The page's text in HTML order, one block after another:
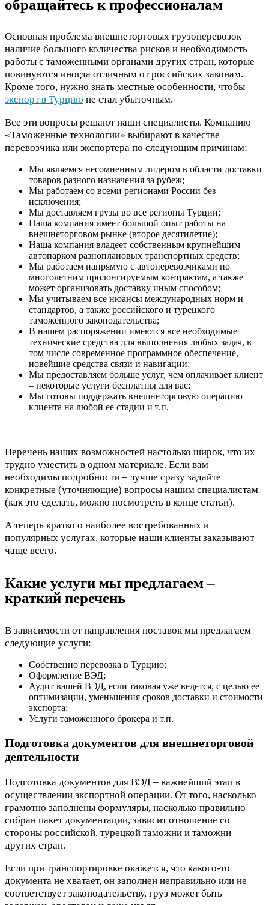
обращайтесь к профессионалам
Основная проблема внешнеторговых грузоперевозок —
наличие большого количества рисков и необходимость
работы с таможенными органами других стран, которые
повинуются иногда отличным от российских законам.
Кроме того, нужно знать местные особенности, чтобы
экспорт в Турцию не стал убыточным.
Все эти вопросы решают наши специалисты. Компанию
«Таможенные технологии» выбирают в качестве
перевозчика или экспортера по следующим причинам:
Мы являемся несомненным лидером в области доставки
товаров разного назначения за рубеж;
Мы работаем со всеми регионами России без
исключения;
Мы доставляем грузы во все регионы Турции;
Наша компания имеет большой опыт работы на
внешнеторговом рынке (второе десятилетие);
Наша компания владеет собственным крупнейшим
автопарком разноплановых транспортных средств;
Мы работаем напрямую с автоперевозчиками по
многолетним пролонгируемым контрактам, а также
может организовать доставку иным способом;
Мы учитываем все нюансы международных норм и
стандартов, а также российского и турецкого
таможенного законодательства;
В нашем распоряжении имеются все необходимые
технические средства для выполнения любых задач, в
том числе современное программное обеспечение,
новейшие средства связи и навигации;
Мы предоставляем больше услуг, чем оплачивает клиент
– некоторые услуги бесплатны для вас;
Мы готовы поддержать внешнеторговую операцию
клиента на любой ее стадии и т.п.
Перечень наших возможностей настолько широк, что их
трудно уместить в одном материале. Если вам
необходимы подробности – лучше сразу задайте
конкретные (уточняющие) вопросы нашим специалистам
(как это сделать, можно посмотреть в конце статьи).
А теперь кратко о наиболее востребованных и
популярных услугах, которые наши клиенты заказывают
чаще всего.
Какие услуги мы предлагаем –
краткий перечень
В зависимости от направления поставок мы предлагаем
следующие услуги:
Собственно перевозка в Турцию;
Оформление ВЭД;
Аудит вашей ВЭД, если таковая уже ведется, с целью ее
оптимизации, уменьшения сроков доставки и стоимости
экспорта;
Услуги таможенного брокера и т.п.
Подготовка документов для внешнеторговой
деятельности
Подготовка документов для ВЭД – важнейший этап в
осуществлении экспортной операции. От того, насколько
грамотно заполнены формуляры, насколько правильно
собран пакет документации, зависит отношение со
стороны российской, турецкой таможни и таможни
других стран.
Если при транспортировке окажется, что какого-то
документа не хватает, он заполнен неправильно или не
соответствует законодательству, груз может быть